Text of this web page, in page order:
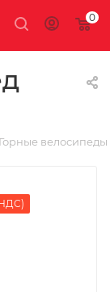
0
Горные велосипеды